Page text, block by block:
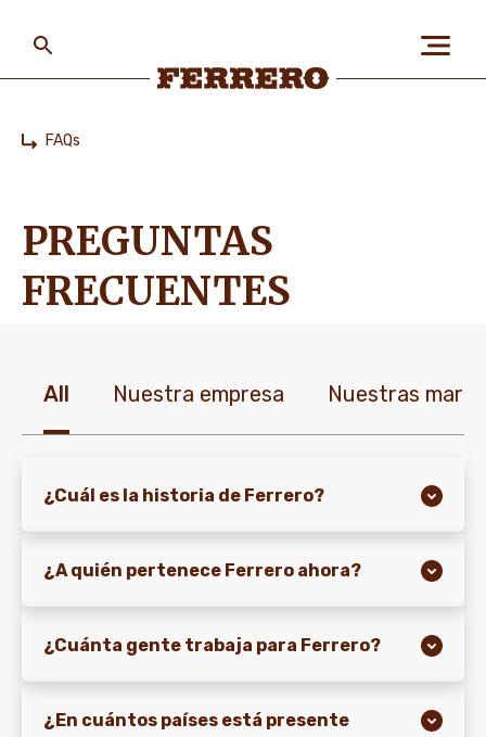
LAS PERSONAS Y EL
PLANETA
NOTICIAS Y HISTORIAS
main
content
FAQs
PREGUNTAS
FRECUENTES
All Nuestra empresa Nuestras
¿Cuál es la historia de Ferrero?
¿A quién pertenece Ferrero ahora?
¿Cuánta gente trabaja para Ferrero?
¿En cuántos países está presente